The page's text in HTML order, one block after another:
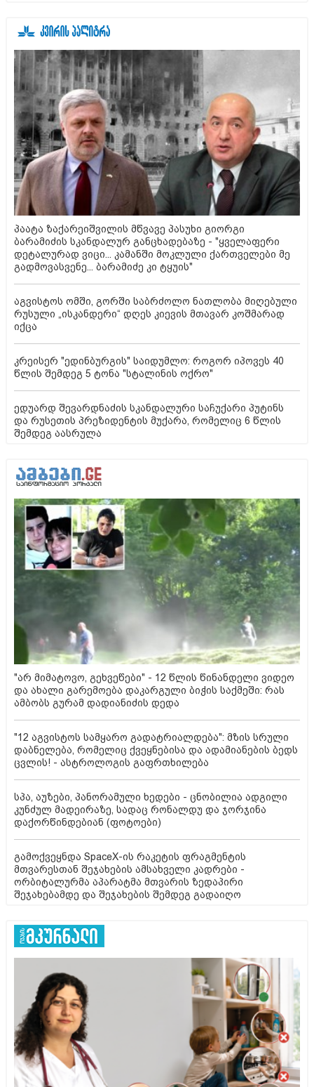
პაატა ზაქარეიშვილის მწვავე პასუხი გიორგი
ბარამიძის სკანდალურ განცხადებაზე - "ყველაფერი
დეტალურად ვიცი... კამანში მოკლული ქართველები მე
გადმოვასვენე... ბარამიძე კი ტყუის"
აგვისტოს ომში, გორში საბრძოლო ნათლობა მიღებული
რუსული „ისკანდერი“ დღეს კიევის მთავარ კოშმარად
იქცა
კრეისერ "ედინბურგის" საიდუმლო: როგორ იპოვეს 40
წლის შემდეგ 5 ტონა "სტალინის ოქრო"
ედუარდ შევარდნაძის სკანდალური საჩუქარი პუტინს
და რუსეთის პრეზიდენტის მუქარა, რომელიც 6 წლის
შემდეგ აასრულა
"არ მიმატოვო, გეხვეწები" - 12 წლის წინანდელი ვიდეო
და ახალი გარემოება დაკარგული ბიჭის საქმეში: რას
ამბობს გურამ დადიანიძის დედა
"12 აგვისტოს სამყარო გადატრიალდება": მზის სრული
დაბნელება, რომელიც ქვეყნებისა და ადამიანების ბედს
ცვლის! - ასტროლოგის გაფრთხილება
სპა, აუზები, პანორამული ხედები - ცნობილია ადგილი
კუნძულ მადეირაზე, სადაც რონალდუ და ჯორჯინა
დაქორწინდებიან (ფოტოები)
გამოქვეყნდა SpaceX-ის რაკეტის ფრაგმენტის
მთვარესთან შეჯახების ამსახველი კადრები -
ორბიტალურმა აპარატმა მთვარის ზედაპირი
შეჯახებამდე და შეჯახების შემდეგ გადაიღო